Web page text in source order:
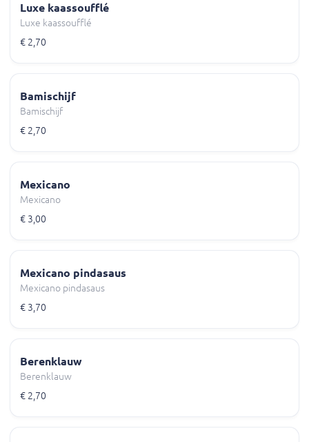
Luxe kaassoufflé
Luxe kaassoufflé
€ 2,70
Bamischijf
Bamischijf
€ 2,70
Mexicano
Mexicano
€ 3,00
Mexicano pindasaus
Mexicano pindasaus
€ 3,70
Berenklauw
Berenklauw
€ 2,70